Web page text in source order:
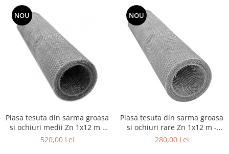
NOU
Plasa tesuta din sarma groasa
si ochiuri medii Zn 1x12 m -
4.0x4.0x1.0 mm
520,00 Lei
NOU
Plasa tesuta din sarma groasa
si ochiuri rare Zn 1x12 m -
10x10x1 mm
280,00 Lei